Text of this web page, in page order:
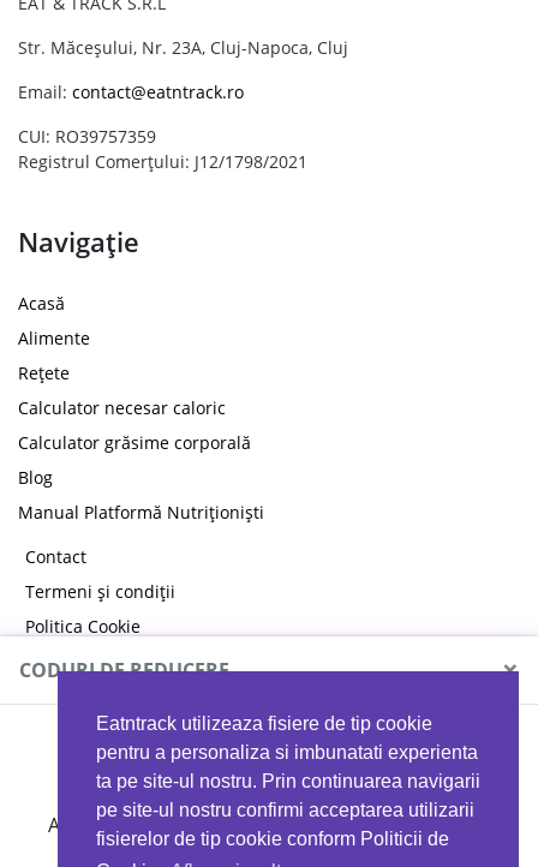
Eatntrack utilizeaza fisiere de tip cookie
pentru a personaliza si imbunatati experienta
ta pe site-ul nostru. Prin continuarea navigarii
pe site-ul nostru confirmi acceptarea utilizarii
fisierelor de tip cookie conform Politicii de
Str. Măceșului, Nr. 23A, Cluj-Napoca, Cluj
Email: contact@eatntrack.ro
CUI: RO39757359
Registrul Comerțului: J12/1798/2021
Navigație
Acasă
Alimente
Rețete
Calculator necesar caloric
Calculator grăsime corporală
Blog
Manual Platformă Nutriționiști
Contact
Termeni și condiții
Politica Cookie
Politica de confidențialitate
CODURI DE REDUCERE ×
MYPROTEIN
Ai 40%reducere la orice comandă folosind codul
EATTRACK